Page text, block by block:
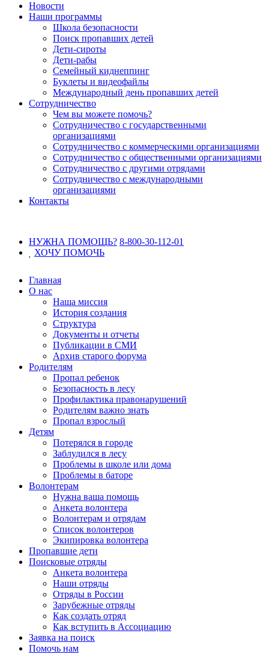
Новости
Наши программы
Школа безопасности
Поиск пропавших детей
Дети-сироты
Дети-рабы
Семейный киднеппинг
Буклеты и видеофайлы
Международный день пропавших детей
Сотрудничество
Чем вы можете помочь?
Сотрудничество с государственными
организациями
Сотрудничество с коммерческими организациями
Сотрудничество с общественными организациями
Сотрудничество с другими отрядами
Сотрудничество с международными
организациями
Контакты
НУЖНА ПОМОЩЬ? 8-800-30-112-01
ХОЧУПОМОЧЬ
Главная
О нас
Наша миссия
История создания
Структура
Документы и отчеты
Публикации в СМИ
Архив старого форума
Родителям
Пропал ребенок
Безопасность в лесу
Профилактика правонарушений
Родителям важно знать
Пропал взрослый
Детям
Потерялся в городе
Заблудился в лесу
Проблемы в школе или дома
Проблемы в баторе
Волонтерам
Нужна ваша помощь
Анкета волонтера
Волонтерам и отрядам
Список волонтеров
Экипировка волонтера
Пропавшие дети
Поисковые отряды
Анкета волонтера
Наши отряды
Отряды в России
Зарубежные отряды
Как создать отряд
Как вступить в Ассоциацию
Заявка на поиск
Помочь нам